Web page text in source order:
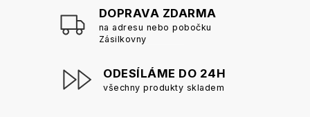
DOPRAVA ZDARMA
na adresu nebo pobočku
Zásilkovny
ODESÍLÁME DO 24H
všechny produkty skladem